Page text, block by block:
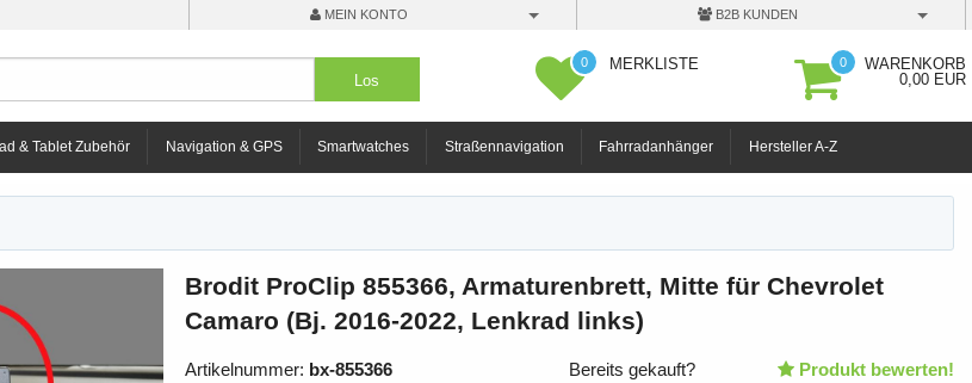
MEIN KONTO B2B KUNDEN
0 MERKLISTE 0
WARENKORB
0,00 EUR
& Tablet Zubehör Navigation & GPS Smartwatches Straßennavigation Fahrradanhänger Hersteller A-Z
Brodit ProClip 855366, Armaturenbrett, Mitte für Chevrolet
Camaro (Bj. 2016-2022, Lenkrad links)
Artikelnummer: bx-855366
Bereits gekauft? Produkt bewerten!